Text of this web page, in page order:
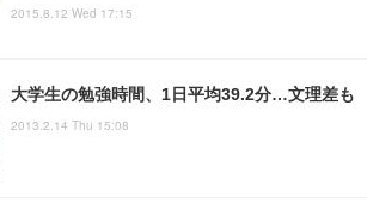
2015.8.12 Wed 17:15
大学生の勉強時間、1日平均39.2分…文理差も
2013.2.14 Thu 15:08